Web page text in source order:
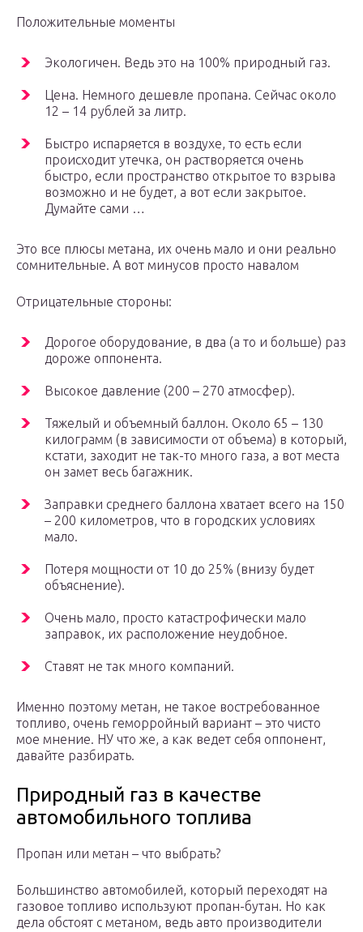
Положительные моменты
Экологичен. Ведь это на 100% природный газ.
Цена. Немного дешевле пропана. Сейчас около
12 – 14 рублей за литр.
Быстро испаряется в воздухе, то есть если
происходит утечка, он растворяется очень
быстро, если пространство открытое то взрыва
возможно и не будет, а вот если закрытое.
Думайте сами …
Это все плюсы метана, их очень мало и они реально
сомнительные. А вот минусов просто навалом
Отрицательные стороны:
Дорогое оборудование, в два (а то и больше) раз
дороже оппонента.
Высокое давление (200 – 270 атмосфер).
Тяжелый и объемный баллон. Около 65 – 130
килограмм (в зависимости от объема) в который,
кстати, заходит не так-то много газа, а вот места
он замет весь багажник.
Заправки среднего баллона хватает всего на 150
– 200 километров, что в городских условиях
мало.
Потеря мощности от 10 до 25% (внизу будет
объяснение).
Очень мало, просто катастрофически мало
заправок, их расположение неудобное.
Ставят не так много компаний.
Именно поэтому метан, не такое востребованное
топливо, очень геморройный вариант – это чисто
мое мнение. НУ что же, а как ведет себя оппонент,
давайте разбирать.
Природный газ в качестве
автомобильного топлива
Пропан или метан – что выбрать?
Большинство автомобилей, который переходят на
газовое топливо используют пропан-бутан. Но как
дела обстоят с метаном, ведь авто производители